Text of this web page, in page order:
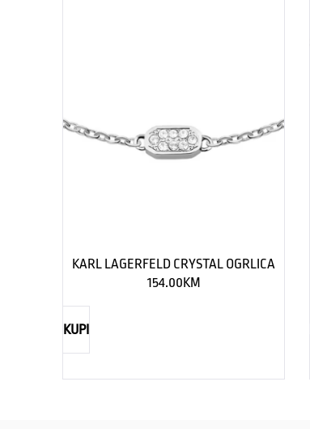
KARL LAGERFELD CRYSTAL OGRLICA
154.00 KM
KUPI